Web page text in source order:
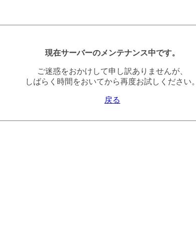
現在サーバーのメンテナンス中です。
ご迷惑をおかけして申し訳ありませんが、
しばらく時間をおいてから再度お試しください。
戻る